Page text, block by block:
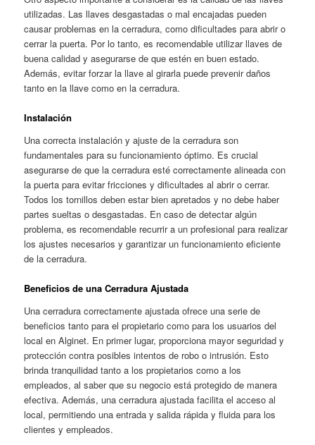
utilizadas. Las llaves desgastadas o mal encajadas pueden
causar problemas en la cerradura, como dificultades para abrir o
cerrar la puerta. Por lo tanto, es recomendable utilizar llaves de
buena calidad y asegurarse de que estén en buen estado.
Además, evitar forzar la llave al girarla puede prevenir daños
tanto en la llave como en la cerradura.
Instalación
Una correcta instalación y ajuste de la cerradura son
fundamentales para su funcionamiento óptimo. Es crucial
asegurarse de que la cerradura esté correctamente alineada con
la puerta para evitar fricciones y dificultades al abrir o cerrar.
Todos los tornillos deben estar bien apretados y no debe haber
partes sueltas o desgastadas. En caso de detectar algún
problema, es recomendable recurrir a un profesional para realizar
los ajustes necesarios y garantizar un funcionamiento eficiente
de la cerradura.
Beneficios de una Cerradura Ajustada
Una cerradura correctamente ajustada ofrece una serie de
beneficios tanto para el propietario como para los usuarios del
local en Alginet. En primer lugar, proporciona mayor seguridad y
protección contra posibles intentos de robo o intrusión. Esto
brinda tranquilidad tanto a los propietarios como a los
empleados, al saber que su negocio está protegido de manera
efectiva. Además, una cerradura ajustada facilita el acceso al
local, permitiendo una entrada y salida rápida y fluida para los
clientes y empleados.